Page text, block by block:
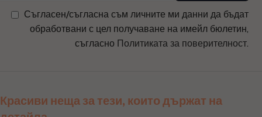
Съгласен/съгласна съм личните ми данни да бъдат
обработвани с цел получаване на имейл бюлетин,
съгласно Политиката за поверителност.
Красиви неща за тези, които държат на